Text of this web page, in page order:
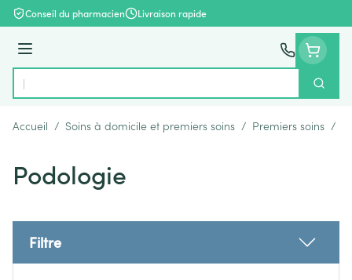
Aller au contenu
Conseil du pharmacien Livraison rapide
Menu
Rechercher
Accueil / Soins à domicile et premiers soins / Premiers soins /
Podologie
Filtre